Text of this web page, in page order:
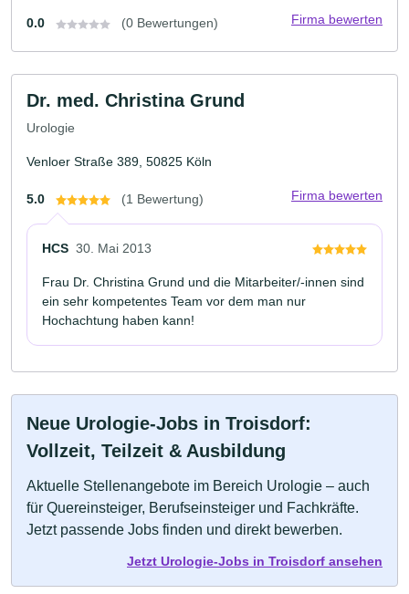
0.0 (0 Bewertungen) Firma bewerten
Dr. med. Christina Grund
Urologie
Venloer Straße 389, 50825 Köln
5.0 (1 Bewertung) Firma bewerten
HCS 30. Mai 2013
Frau Dr. Christina Grund und die Mitarbeiter/-innen sind
ein sehr kompetentes Team vor dem man nur
Hochachtung haben kann!
Neue Urologie-Jobs in Troisdorf:
Vollzeit, Teilzeit & Ausbildung
Aktuelle Stellenangebote im Bereich Urologie – auch
für Quereinsteiger, Berufseinsteiger und Fachkräfte.
Jetzt passende Jobs finden und direkt bewerben.
Jetzt Urologie-Jobs in Troisdorf ansehen